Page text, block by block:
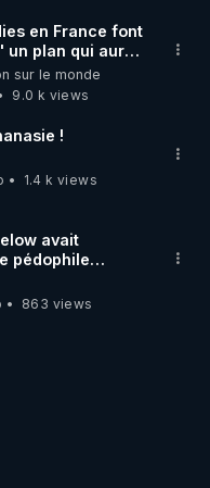
en France font
un plan qui aurait
septembre 2001
sur le monde
9.0 k views
!
1.4 k views
avait
pédophile
j
863 views